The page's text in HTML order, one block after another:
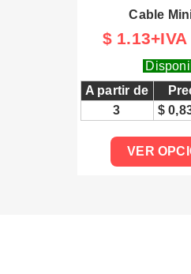
Cable
$
A partir de
3
$
VER